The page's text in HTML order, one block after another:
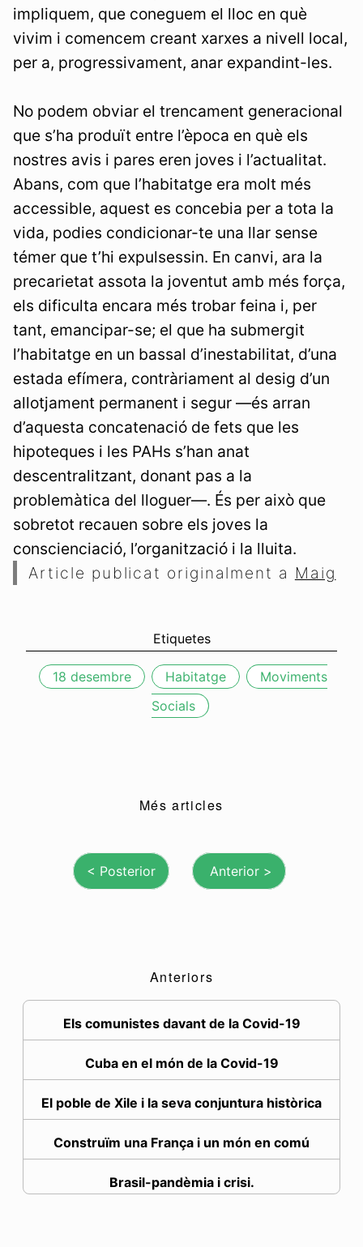
impliquem, que coneguem el lloc en què
vivim i comencem creant xarxes a nivell local,
per a, progressivament, anar expandint-les.
No podem obviar el trencament generacional
que s’ha produït entre l’època en què els
nostres avis i pares eren joves i l’actualitat.
Abans, com que l’habitatge era molt més
accessible, aquest es concebia per a tota la
vida, podies condicionar-te una llar sense
témer que t’hi expulsessin. En canvi, ara la
precarietat assota la joventut amb més força,
els dificulta encara més trobar feina i, per
tant, emancipar-se; el que ha submergit
l’habitatge en un bassal d’inestabilitat, d’una
estada efímera, contràriament al desig d’un
allotjament permanent i segur —és arran
d’aquesta concatenació de fets que les
hipoteques i les PAHs s’han anat
descentralitzant, donant pas a la
problemàtica del lloguer—. És per això que
sobretot recauen sobre els joves la
conscienciació, l’organització i la lluita.
Article publicat originalment a Maig
18 desembre Habitatge
Moviments
Socials
Més articles
Anteriors
Els comunistes davant de la Covid-19
Cuba en el món de la Covid-19
El poble de Xile i la seva conjuntura històrica
Construïm una França i un món en comú
Brasil-pandèmia i crisi.